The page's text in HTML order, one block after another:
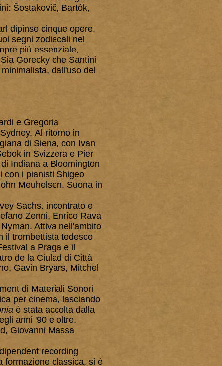
Šostakovič, Bartók,
dipinse cinque opere.
segni zodiacali nel
più essenziale,
Gorecky che Santini
dall'uso del
e Gregoria
Al ritorno in
di Siena, con Ivan
in Svizzera e Pier
Indiana a Bloomington
con i pianisti Shigeo
Meuhelsen. Suona in
Sachs, incontrato e
Zenni, Enrico Rava
Attiva nell'ambito
il trombettista tedesco
a Praga e il
de la Ciulad di Città
Gavin Bryars, Mitchel
di Materiali Sonori
per cinema, lasciando
è stata accolta dalla
anni '90 e oltre.
Giovanni Massa
recording
formazione classica, si è